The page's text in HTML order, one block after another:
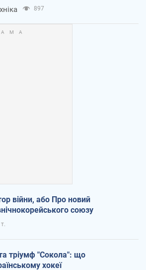
897
війни, або Про новий
союзу
тріумф "Сокола": що
хокеї